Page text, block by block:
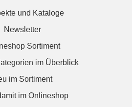
und Kataloge
Newsletter
Sortiment
im Überblick
im Sortiment
im Onlineshop